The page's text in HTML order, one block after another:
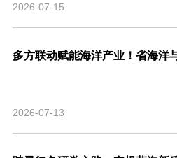
2026-07-15
2026-07-13